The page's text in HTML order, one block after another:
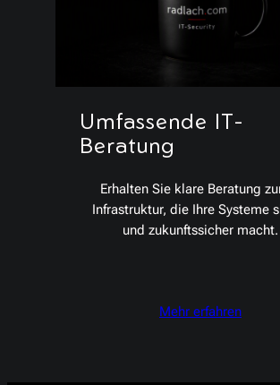
Umfassende IT-
Beratung
Erhalten Sie klare Beratung
Infrastruktur, die Ihre Systeme
und zukunftssicher macht.
Mehr erfahren